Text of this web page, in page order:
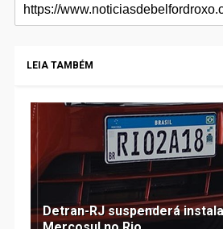
LEIA TAMBÉM
Detran-RJ suspenderá